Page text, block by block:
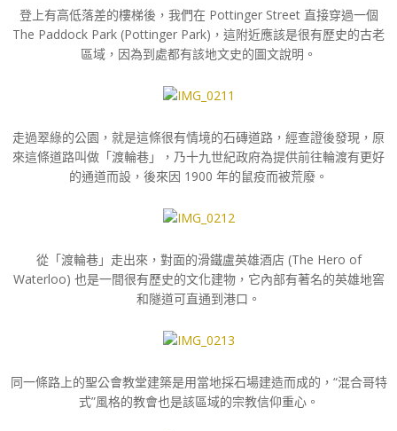
登上有高低落差的樓梯後，我們在 Pottinger Street 直接穿過一個
The Paddock Park (Pottinger Park)，這附近應該是很有歷史的古老
區域，因為到處都有該地文史的圖文說明。
走過翠綠的公園，就是這條很有情境的石磚道路，經查證後發現，原
來這條道路叫做「渡輪巷」，乃十九世紀政府為提供前往輪渡有更好
的通道而設，後來因 1900 年的鼠疫而被荒廢。
從「渡輪巷」走出來，對面的滑鐵盧英雄酒店 (The Hero of
Waterloo) 也是一間很有歷史的文化建物，它內部有著名的英雄地窖
和隧道可直通到港口。
同一條路上的聖公會教堂建築是用當地採石場建造而成的，“混合哥特
式”風格的教會也是該區域的宗教信仰重心。